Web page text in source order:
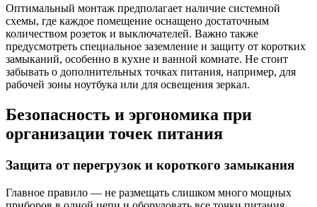
Оптимальный монтаж предполагает наличие системной
схемы, где каждое помещение оснащено достаточным
количеством розеток и выключателей. Важно также
предусмотреть специальное заземление и защиту от коротких
замыканий, особенно в кухне и ванной комнате. Не стоит
забывать о дополнительных точках питания, например, для
рабочей зоны ноутбука или для освещения зеркал.
Безопасность и эргономика при
организации точек питания
Защита от перегрузок и короткого замыкания
Главное правило — не размещать слишком много мощных